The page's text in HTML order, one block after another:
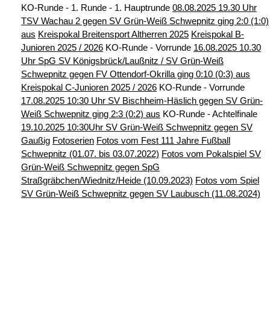
KO-Runde - 1. Runde - 1. Hauptrunde 08.08.2025 19.30 Uhr
TSV Wachau 2 gegen SV Grün-Weiß Schwepnitz ging 2:0 (1:0)
aus Kreispokal Breitensport Altherren 2025 Kreispokal B-
Junioren 2025 / 2026 KO-Runde - Vorrunde 16.08.2025 10.30
Uhr SpG SV Königsbrück/Laußnitz / SV Grün-Weiß
Schwepnitz gegen FV Ottendorf-Okrilla ging 0:10 (0:3) aus
Kreispokal C-Junioren 2025 / 2026 KO-Runde - Vorrunde
17.08.2025 10:30 Uhr SV Bischheim-Häslich gegen SV Grün-
Weiß Schwepnitz ging 2:3 (0:2) aus KO-Runde - Achtelfinale
19.10.2025 10:30Uhr SV Grün-Weiß Schwepnitz gegen SV
Gaußig Fotoserien Fotos vom Fest 111 Jahre Fußball
Schwepnitz (01.07. bis 03.07.2022) Fotos vom Pokalspiel SV
Grün-Weiß Schwepnitz gegen SpG
Straßgräbchen/Wiednitz/Heide (10.09.2023) Fotos vom Spiel
SV Grün-Weiß Schwepnitz gegen SV Laubusch (11.08.2024)